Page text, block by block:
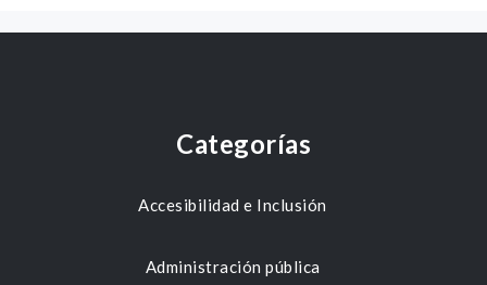
Categorías
Accesibilidad e Inclusión
Administración pública